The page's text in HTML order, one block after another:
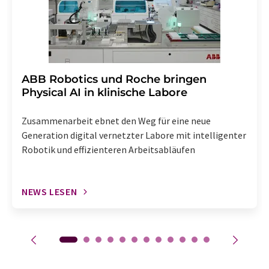
​​​​​​​ABB Robotics und Roche bringen
Physical AI in klinische Labore
Zusammenarbeit ebnet den Weg für eine neue
Generation digital vernetzter Labore mit intelligenter
Robotik und effizienteren Arbeitsabläufen
NEWS LESEN